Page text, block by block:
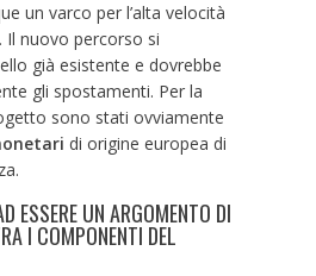
un varco per l’alta velocità
Il nuovo percorso si
già esistente e dovrebbe
gli spostamenti. Per la
sono stati ovviamente
di origine europea di
ESSERE UN ARGOMENTO DI
I COMPONENTI DEL